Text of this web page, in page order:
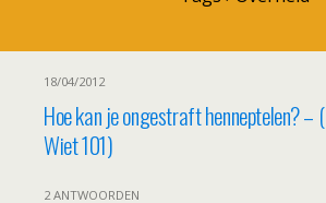
18/04/2012
Hoe kan je ongestraft henneptelen? – (
Wiet 101)
2 ANTWOORDEN